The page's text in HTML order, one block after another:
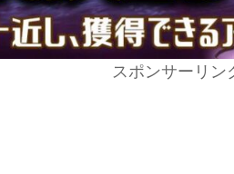
スポンサーリン